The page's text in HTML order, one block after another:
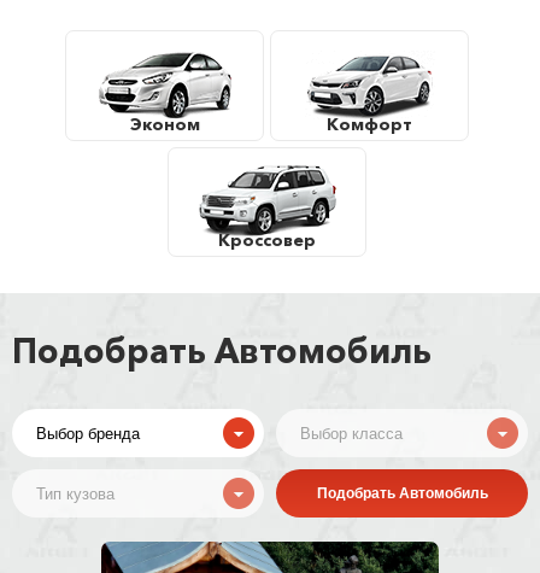
Эконом Комфорт
Кроссовер
Подобрать Автомобиль